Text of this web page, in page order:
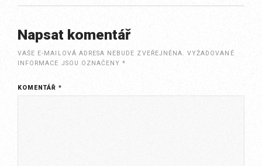
Napsat komentář
VAŠE E-MAILOVÁ ADRESA NEBUDE ZVEŘEJNĚNA. VYŽADOVANÉ
INFORMACE JSOU OZNAČENY*
KOMENTÁŘ*